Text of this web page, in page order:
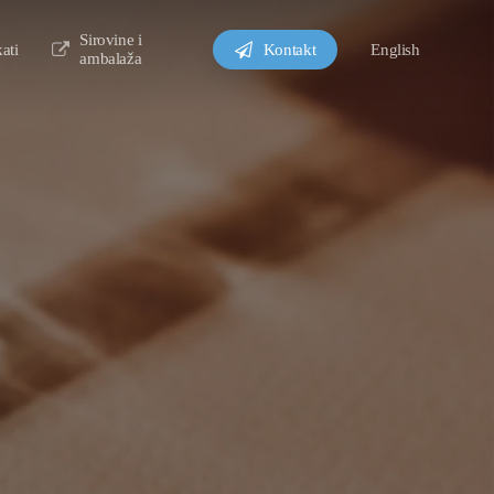
Sirovine i
ambalaža
Kontakt English